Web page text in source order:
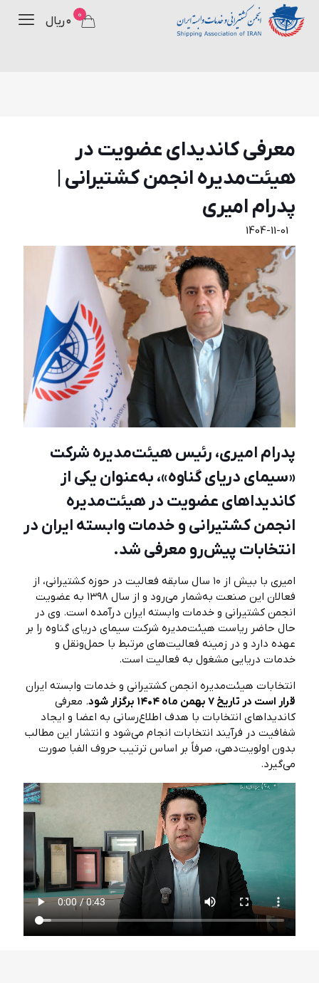
0 ۰ ریال
معرفی کاندیدای عضویت در
هیئت‌مدیره انجمن کشتیرانی |
پدرام امیری
1404-11-01
پدرام امیری، رئیس هیئت‌مدیره شرکت
«سیمای دریای گناوه»، به‌عنوان یکی از
کاندیداهای عضویت در هیئت‌مدیره
انجمن کشتیرانی و خدمات وابسته ایران در
انتخابات پیش‌رو معرفی شد.
امیری با بیش از ۱۰ سال سابقه فعالیت در حوزه کشتیرانی، از
فعالان این صنعت به‌شمار می‌رود و از سال ۱۳۹۸ به عضویت
انجمن کشتیرانی و خدمات وابسته ایران درآمده است. وی در
حال حاضر ریاست هیئت‌مدیره شرکت سیمای دریای گناوه را بر
عهده دارد و در زمینه فعالیت‌های مرتبط با حمل‌ونقل و
خدمات دریایی مشغول به فعالیت است.
انتخابات هیئت‌مدیره انجمن کشتیرانی و خدمات وابسته ایران
قرار است در تاریخ ۷ بهمن ماه ۱۴۰۴ برگزار شود
. معرفی
کاندیداهای انتخابات با هدف اطلاع‌رسانی به اعضا و ایجاد
شفافیت در فرآیند انتخابات انجام می‌شود و انتشار این مطالب
بدون اولویت‌دهی، صرفاً بر اساس ترتیب حروف الفبا صورت
می‌گیرد.